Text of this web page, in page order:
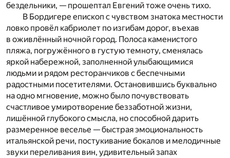
бездельники, — прошептал Евгений тоже очень тихо.
В Бордигере епископ с чувством знатока местности
ловко провёл кабриолет по изгибам дорог, въехав
в оживлённый ночной город. Полоса каменистого
пляжа, погружённого в густую темноту, сменялась
яркой набережной, заполненной улыбающимися
людьми и рядом ресторанчиков с беспечными
радостными посетителями. Остановившись буквально
на одно мгновение, можно было почувствовать
счастливое умиротворение беззаботной жизни,
лишённой глубокого смысла, но способной дарить
размеренное веселье — быстрая эмоциональность
итальянской речи, постукивание бокалов и мелодичные
звуки переливания вин, удивительный запах